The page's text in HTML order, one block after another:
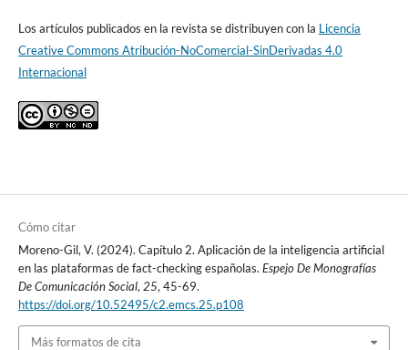
Los artículos publicados en la revista se distribuyen con la Licencia
Creative Commons Atribución-NoComercial-SinDerivadas 4.0
Internacional
Cómo citar
Moreno-Gil, V. (2024). Capítulo 2. Aplicación de la inteligencia artificial
en las plataformas de fact-checking españolas. Espejo De Monografías
De Comunicación Social,25, 45-69.
https://doi.org/10.52495/c2.emcs.25.p108
Más formatos de cita